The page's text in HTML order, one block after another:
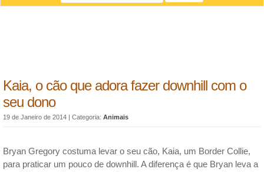
Kaia, o cão que adora fazer downhill com o
seu dono
19 de Janeiro de 2014 | Categoria: Animais
Bryan Gregory costuma levar o seu cão, Kaia, um Border Collie,
para praticar um pouco de downhill. A diferença é que Bryan leva a